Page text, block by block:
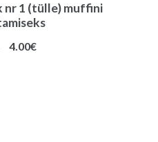
nr 1 (tülle) muffini
Algne
4.00€Praegune